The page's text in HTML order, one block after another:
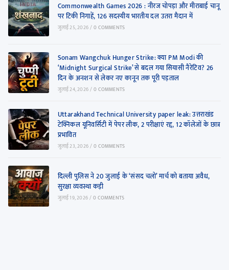
Commonwealth Games 2026 : नीरज चोपड़ा और मीराबाई चानू
पर टिकी निगाहें, 126 सदस्यीय भारतीय दल उतरा मैदान में
जुलाई 25, 2026/0 COMMENTS
Sonam Wangchuk Hunger Strike: क्या PM Modi की
‘Midnight Surgical Strike’ से बदल गया सियासी नैरेटिव? 26
दिन के अनशन से लेकर नए कानून तक पूरी पड़ताल
जुलाई 24, 2026/0 COMMENTS
Uttarakhand Technical University paper leak: उत्तराखंड
टेक्निकल यूनिवर्सिटी में पेपर लीक, 2 परीक्षाएं रद्द, 12 कॉलेजों के छात्र
प्रभावित
जुलाई 23, 2026/0 COMMENTS
दिल्ली पुलिस ने 20 जुलाई के ‘संसद चलो’ मार्च को बताया अवैध,
सुरक्षा व्यवस्था कड़ी
जुलाई 19, 2026/0 COMMENTS